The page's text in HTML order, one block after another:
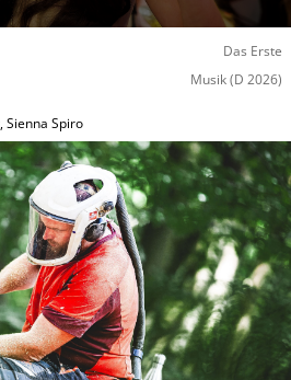
Das Erste
Musik(D 2026)
,Sienna Spiro